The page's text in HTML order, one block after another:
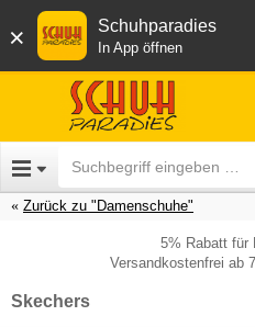
× Schuhparadies
In App öffnen
Zurück zu "Damenschuhe"
5% Rabatt für
Versandkostenfrei ab
Skechers